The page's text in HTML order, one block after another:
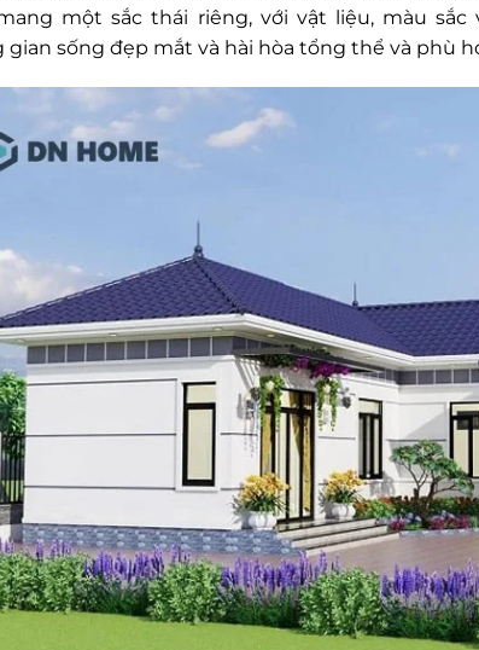
một sắc thái riêng, với vật liệu, màu
gian sống đẹp mắt và hài hòa tổng thể và phù